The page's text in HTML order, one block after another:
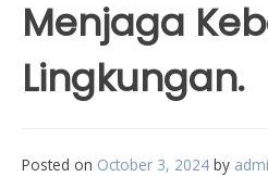
Menjaga
Lingkungan.
Posted on October 3, 2024 by